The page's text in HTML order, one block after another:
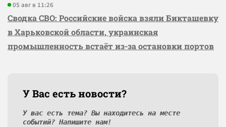
05 авг в 11:26
Сводка СВО: Российские войска взяли Бикташевку
в Харьковской области, украинская
промышленность встаёт из-за остановки портов
У Вас есть новости?
У вас есть тема? Вы находитесь на месте
событий? Напишите нам!